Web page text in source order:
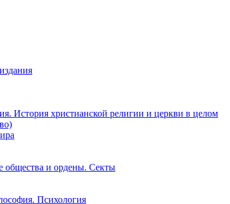
История христианской религии и церкви в целом
общества и ордены. Секты
Психология